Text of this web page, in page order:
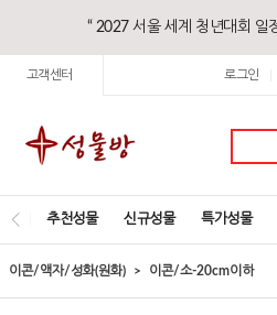
“ 2027 서울 세계 청년대회 일
고객센터 로그인
추천성물 신규성물 특가성물
이콘/액자/성화(원화) 이콘/소-20cm이하